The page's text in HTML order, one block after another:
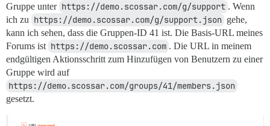
Gruppe unter https://demo.scossar.com/g/support . Wenn
ich zu https://demo.scossar.com/g/support.json gehe,
kann ich sehen, dass die Gruppen-ID 41 ist. Die Basis-URL meines
Forums ist https://demo.scossar.com . Die URL in meinem
endgültigen Aktionsschritt zum Hinzufügen von Benutzern zu einer
Gruppe wird auf
https://demo.scossar.com/groups/41/members.json
gesetzt.